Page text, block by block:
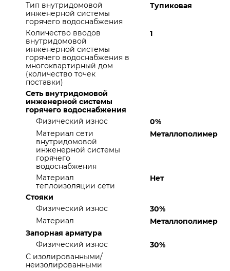
Тип внутридомовой
инженерной системы
горячего водоснабжения
Тупиковая
Количество вводов
внутридомовой
инженерной системы
горячего водоснабжения в
многоквартирный дом
(количество точек
поставки)
1
Сеть внутридомовой
инженерной системы
горячего водоснабжения
Физический износ
0%
Материал сети
внутридомовой
инженерной системы
горячего
водоснабжения
Металлополимер
Материал
теплоизоляции сети
Нет
Стояки
Физический износ
30%
Материал
Металлополимер
Запорная арматура
Физический износ
30%
С изолированными/
неизолированными